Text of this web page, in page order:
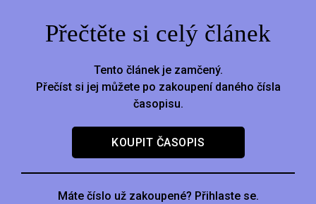
Přečtěte si celý článek
Tento článek je zamčený.
Přečíst si jej můžete po zakoupení daného čísla
časopisu.
KOUPIT ČASOPIS
Máte číslo už zakoupené? Přihlaste se.